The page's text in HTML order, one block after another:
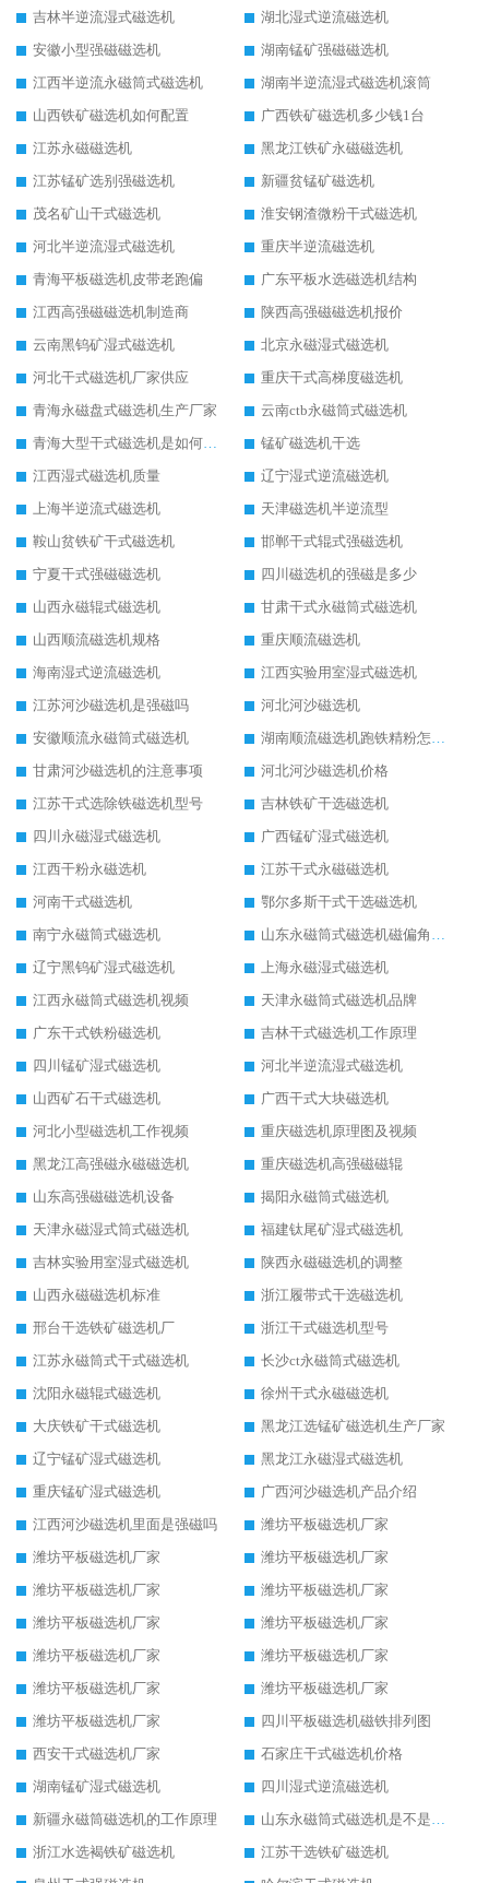
吉林半逆流湿式磁选机
湖北湿式逆流磁选机
安徽小型强磁磁选机
湖南锰矿强磁磁选机
江西半逆流永磁筒式磁选机
湖南半逆流湿式磁选机滚筒
山西铁矿磁选机如何配置
广西铁矿磁选机多少钱1台
江苏永磁磁选机
黑龙江铁矿永磁磁选机
江苏锰矿选别强磁选机
新疆贫锰矿磁选机
茂名矿山干式磁选机
淮安钢渣微粉干式磁选机
河北半逆流湿式磁选机
重庆半逆流磁选机
青海平板磁选机皮带老跑偏
广东平板水选磁选机结构
江西高强磁磁选机制造商
陕西高强磁磁选机报价
云南黑钨矿湿式磁选机
北京永磁湿式磁选机
河北干式磁选机厂家供应
重庆干式高梯度磁选机
青海永磁盘式磁选机生产厂家
云南ctb永磁筒式磁选机
青海大型干式磁选机是如何选矿的
锰矿磁选机干选
江西湿式磁选机质量
辽宁湿式逆流磁选机
上海半逆流式磁选机
天津磁选机半逆流型
鞍山贫铁矿干式磁选机
邯郸干式辊式强磁选机
宁夏干式强磁磁选机
四川磁选机的强磁是多少
山西永磁辊式磁选机
甘肃干式永磁筒式磁选机
山西顺流磁选机规格
重庆顺流磁选机
海南湿式逆流磁选机
江西实验用室湿式磁选机
江苏河沙磁选机是强磁吗
河北河沙磁选机
安徽顺流永磁筒式磁选机
湖南顺流磁选机跑铁精粉怎么处理
甘肃河沙磁选机的注意事项
河北河沙磁选机价格
江苏干式选除铁磁选机型号
吉林铁矿干选磁选机
四川永磁湿式磁选机
广西锰矿湿式磁选机
江西干粉永磁选机
江苏干式永磁磁选机
河南干式磁选机
鄂尔多斯干式干选磁选机
南宁永磁筒式磁选机
山东永磁筒式磁选机磁偏角怎么调整
辽宁黑钨矿湿式磁选机
上海永磁湿式磁选机
江西永磁筒式磁选机视频
天津永磁筒式磁选机品牌
广东干式铁粉磁选机
吉林干式磁选机工作原理
四川锰矿湿式磁选机
河北半逆流湿式磁选机
山西矿石干式磁选机
广西干式大块磁选机
河北小型磁选机工作视频
重庆磁选机原理图及视频
黑龙江高强磁永磁磁选机
重庆磁选机高强磁磁辊
山东高强磁磁选机设备
揭阳永磁筒式磁选机
天津永磁湿式筒式磁选机
福建钛尾矿湿式磁选机
吉林实验用室湿式磁选机
陕西永磁磁选机的调整
山西永磁磁选机标准
浙江履带式干选磁选机
邢台干选铁矿磁选机厂
浙江干式磁选机型号
江苏永磁筒式干式磁选机
长沙ct永磁筒式磁选机
沈阳永磁辊式磁选机
徐州干式永磁磁选机
大庆铁矿干式磁选机
黑龙江选锰矿磁选机生产厂家
辽宁锰矿湿式磁选机
黑龙江永磁湿式磁选机
重庆锰矿湿式磁选机
广西河沙磁选机产品介绍
江西河沙磁选机里面是强磁吗
潍坊平板磁选机厂家
潍坊平板磁选机厂家
潍坊平板磁选机厂家
潍坊平板磁选机厂家
潍坊平板磁选机厂家
潍坊平板磁选机厂家
潍坊平板磁选机厂家
潍坊平板磁选机厂家
潍坊平板磁选机厂家
潍坊平板磁选机厂家
潍坊平板磁选机厂家
潍坊平板磁选机厂家
四川平板磁选机磁铁排列图
西安干式磁选机厂家
石家庄干式磁选机价格
湖南锰矿湿式磁选机
四川湿式逆流磁选机
新疆永磁筒磁选机的工作原理
山东永磁筒式磁选机是不是强磁
浙江水选褐铁矿磁选机
江苏干选铁矿磁选机